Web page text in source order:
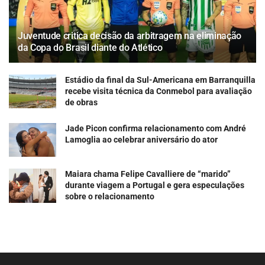
Juventude critica decisão da arbitragem na eliminação
da Copa do Brasil diante do Atlético
Estádio da final da Sul-Americana em Barranquilla
recebe visita técnica da Conmebol para avaliação
de obras
Jade Picon confirma relacionamento com André
Lamoglia ao celebrar aniversário do ator
Maiara chama Felipe Cavalliere de “marido”
durante viagem a Portugal e gera especulações
sobre o relacionamento